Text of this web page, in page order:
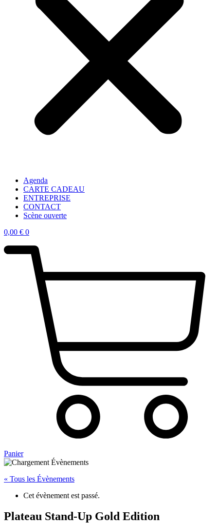
Agenda
CARTE CADEAU
ENTREPRISE
CONTACT
Scène ouverte
0,00 € 0
Panier
« Tous les Évènements
Cet évènement est passé.
Plateau Stand-Up Gold Edition